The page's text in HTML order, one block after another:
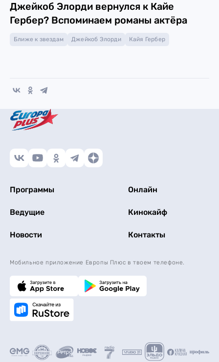
Джейкоб Элорди вернулся к Кайе
Гербер? Вспоминаем романы актёра
Ближе к звездам Джейкоб Элорди Кайя Гербер
Программы Онлайн
Ведущие Кинокайф
Новости Контакты
Мобильное приложение Европы Плюс в твоем телефоне.